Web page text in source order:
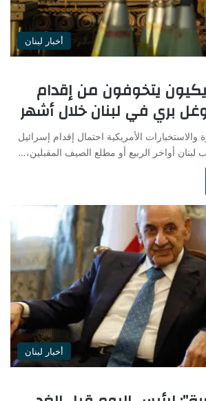
أخبار لبنان
يتخوفون من إقدام
بري في لبنان خلال أشهر
والاستخبارات الأمريكية احتمال إقدام إسرائيل
أواخر الربيع أو مطلع الصيف المقبلين،…
أخبار لبنان